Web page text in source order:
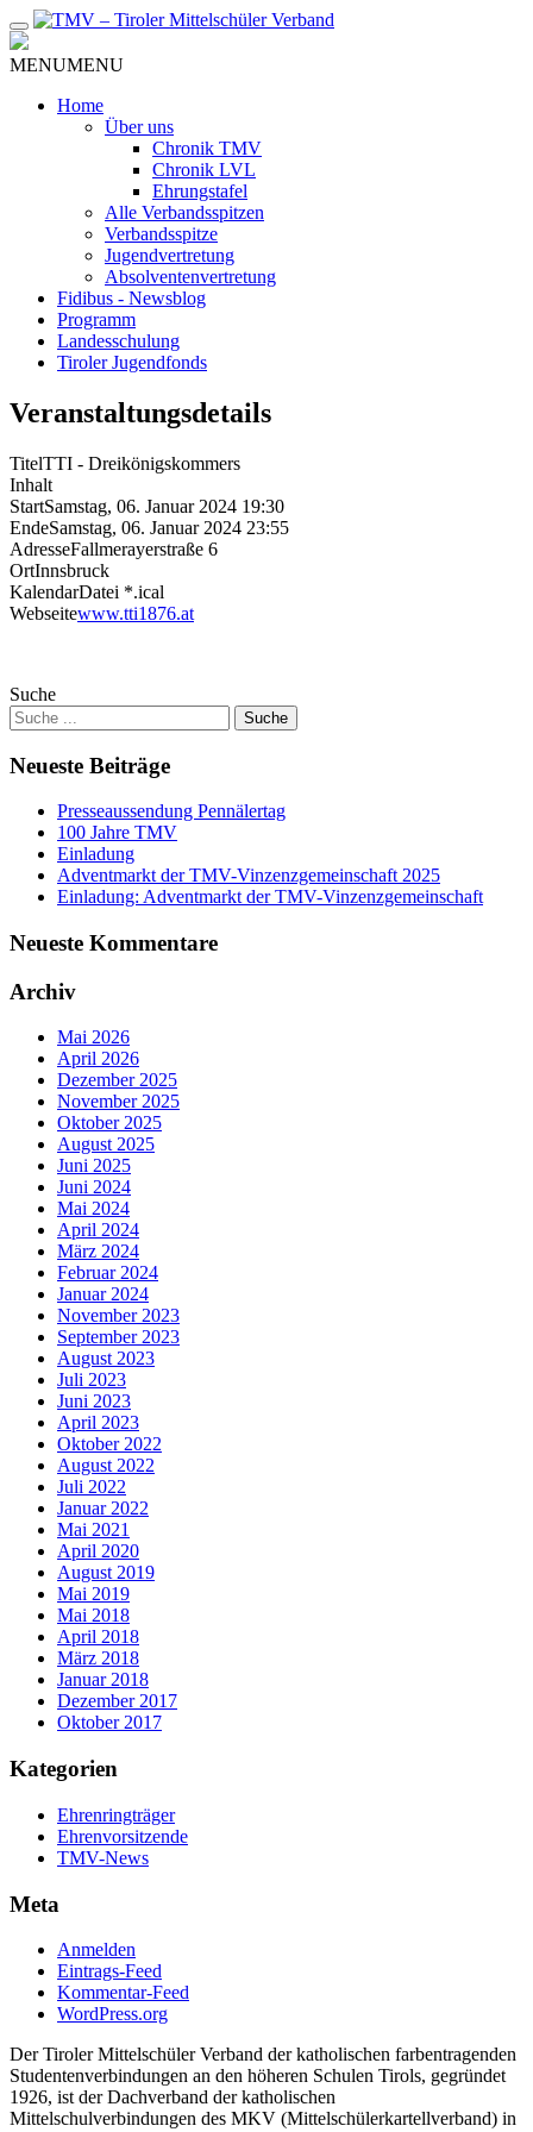
Zum
Inhalt
MENUMENU
Home
Über uns
Chronik TMV
Chronik LVL
Ehrungstafel
Alle Verbandsspitzen
Verbandsspitze
Jugendvertretung
Absolventenvertretung
Fidibus - Newsblog
Programm
Landesschulung
Tiroler Jugendfonds
Veranstaltungsdetails
TitelTTI - Dreikönigskommers
Inhalt
StartSamstag, 06. Januar 2024 19:30
EndeSamstag, 06. Januar 2024 23:55
AdresseFallmerayerstraße 6
OrtInnsbruck
KalendarDatei *.ical
Webseitewww.tti1876.at
Suche
Neueste Beiträge
Presseaussendung Pennälertag
100 Jahre TMV
Einladung
Adventmarkt der TMV-Vinzenzgemeinschaft 2025
Einladung: Adventmarkt der TMV-Vinzenzgemeinschaft
Neueste Kommentare
Archiv
Mai 2026
April 2026
Dezember 2025
November 2025
Oktober 2025
August 2025
Juni 2025
Juni 2024
Mai 2024
April 2024
März 2024
Februar 2024
Januar 2024
November 2023
September 2023
August 2023
Juli 2023
Juni 2023
April 2023
Oktober 2022
August 2022
Juli 2022
Januar 2022
Mai 2021
April 2020
August 2019
Mai 2019
Mai 2018
April 2018
März 2018
Januar 2018
Dezember 2017
Oktober 2017
Kategorien
Ehrenringträger
Ehrenvorsitzende
TMV-News
Meta
Anmelden
Eintrags-Feed
Kommentar-Feed
WordPress.org
Der Tiroler Mittelschüler Verband der katholischen farbentragenden
Studentenverbindungen an den höheren Schulen Tirols, gegründet
1926, ist der Dachverband der katholischen
Mittelschulverbindungen des MKV (Mittelschülerkartellverband) in